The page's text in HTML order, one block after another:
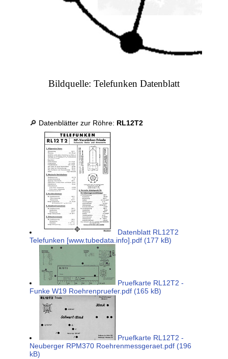
Bildquelle: Telefunken Datenblatt
🔎 Datenblätter zur Röhre: RL12T2
Datenblatt RL12T2
Telefunken [www.tubedata.info].pdf (177 kB)
Pruefkarte RL12T2 -
Funke W19 Roehrenpruefer.pdf (165 kB)
Pruefkarte RL12T2 -
Neuberger RPM370 Roehrenmessgeraet.pdf (196
kB)